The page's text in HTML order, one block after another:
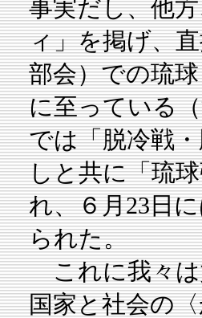
事実だし、他
ィ」を掲げ、
部会）での琉
に至っている
では「脱冷戦
しと共に「琉
れ、６月23日
られた。
これに我々は
国家と社会の